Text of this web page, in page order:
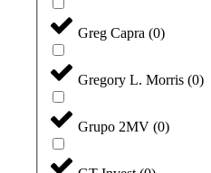
Greg Capra (0)
Gregory L. Morris (0)
Grupo 2MV (0)